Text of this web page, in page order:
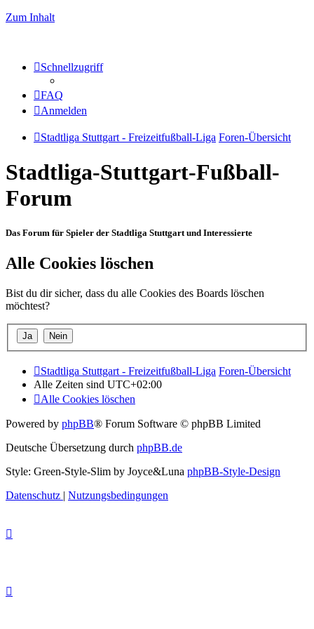
Zum Inhalt
Schnellzugriff
FAQ
Anmelden
Stadtliga Stuttgart - Freizeitfußball-Liga Foren-Übersicht
Stadtliga-Stuttgart-Fußball-
Forum
Das Forum für Spieler der Stadtliga Stuttgart und Interessierte
Alle Cookies löschen
Bist du dir sicher, dass du alle Cookies des Boards löschen
möchtest?
Stadtliga Stuttgart - Freizeitfußball-Liga Foren-Übersicht
Alle Zeiten sind UTC+02:00
Alle Cookies löschen
Powered by phpBB® Forum Software © phpBB Limited
Deutsche Übersetzung durch phpBB.de
Style: Green-Style-Slim by Joyce&Luna phpBB-Style-Design
Datenschutz | Nutzungsbedingungen